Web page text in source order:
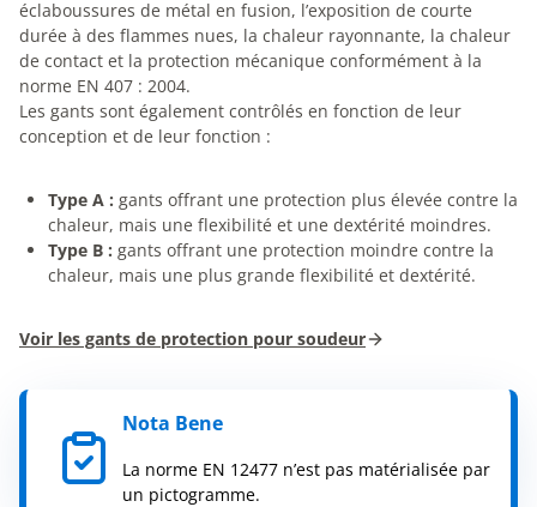
éclaboussures de métal en fusion, l’exposition de courte
durée à des flammes nues, la chaleur rayonnante, la chaleur
de contact et la protection mécanique conformément à la
norme EN 407 : 2004.
Les gants sont également contrôlés en fonction de leur
conception et de leur fonction :
Type A : gants offrant une protection plus élevée contre la
chaleur, mais une flexibilité et une dextérité moindres.
Type B : gants offrant une protection moindre contre la
chaleur, mais une plus grande flexibilité et dextérité.
Voir les gants de protection pour soudeur
Nota Bene
La norme EN 12477 n’est pas matérialisée par
un pictogramme.